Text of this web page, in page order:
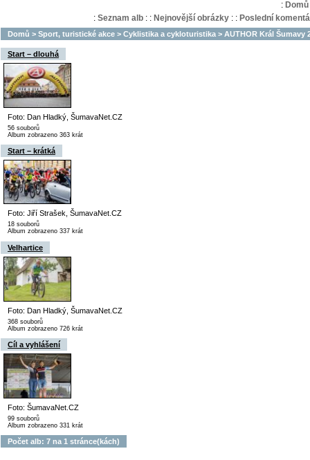
: Domů
: Seznam alb: : Nejnovější obrázky: : Poslední
Domů > Sport, turistické akce > Cyklistika a cykloturistika > AUTHOR Král Šumavy
Start – dlouhá
Foto: Dan Hladký, ŠumavaNet.CZ
56 souborů
Album zobrazeno 363 krát
Start – krátká
Foto: Jiří Strašek, ŠumavaNet.CZ
18 souborů
Album zobrazeno 337 krát
Velhartice
Foto: Dan Hladký, ŠumavaNet.CZ
368 souborů
Album zobrazeno 726 krát
Cíl a vyhlášení
Foto: ŠumavaNet.CZ
99 souborů
Album zobrazeno 331 krát
Počet alb: 7 na 1 stránce(kách)